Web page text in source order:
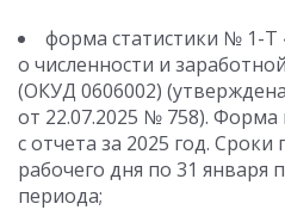
форма статистики № 1-Т
о численности и
(ОКУД 0606002)
от 22.07.2025 № 758). Форма
с отчета за 2025 год. Сроки
рабочего дня по 31 января
периода;